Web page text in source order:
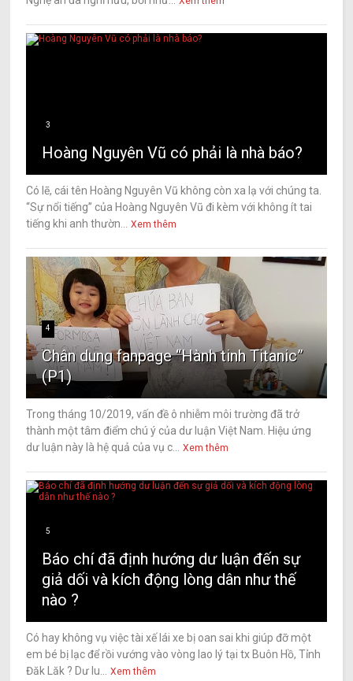
3
Hoàng Nguyên Vũ có phải là nhà báo?
Có lẽ, cái tên Hoàng Nguyên Vũ không còn xa lạ với chúng ta.
“Sự nổi tiếng” của Hoàng Nguyên Vũ đi kèm với không ít tai
tiếng khi anh thườn...
Xem thêm
4
Chân dung fanpage “Hành tinh Titanic”
(P1)
Trong tháng 10/2019, vấn đề ô nhiễm môi trường đã trở
thành một tâm điểm chú ý của dư luận Việt Nam. Hiệu ứng
dư luận này là hệ quả của vụ c...
Xem thêm
5
Báo chí đã định hướng dư luận đến sự
giả dối và kích động lòng dân như thế
nào ?
Có hay không vụ việc tài xế lái xe bị oan sai khi giúp đỡ một
em bé bị lạc để rồi vướng vào vòng lao lý tại tx Buôn Hồ, Tỉnh
Đăk Lăk ? Dư lu...
Xem thêm